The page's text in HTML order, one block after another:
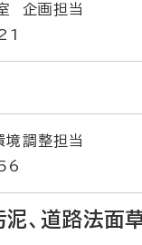
企画担当
調整担当
、道路法面